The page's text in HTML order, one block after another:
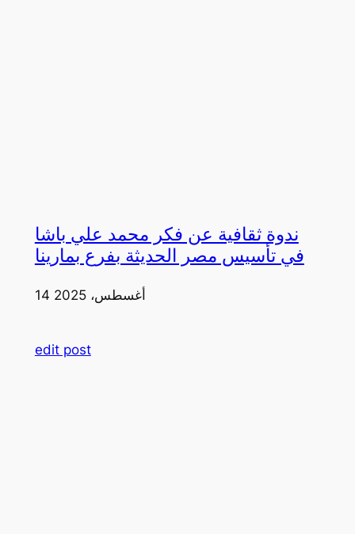
ندوة ثقافية عن فكر محمد علي باشا
في تأسيس مصر الحديثة بفرع بمارينا
14 أغسطس، 2025
edit post